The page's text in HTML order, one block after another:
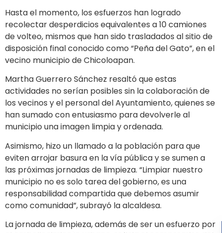
Hasta el momento, los esfuerzos han logrado
recolectar desperdicios equivalentes a 10 camiones
de volteo, mismos que han sido trasladados al sitio de
disposición final conocido como “Peña del Gato”, en el
vecino municipio de Chicoloapan.
Martha Guerrero Sánchez resaltó que estas
actividades no serían posibles sin la colaboración de
los vecinos y el personal del Ayuntamiento, quienes se
han sumado con entusiasmo para devolverle al
municipio una imagen limpia y ordenada.
Asimismo, hizo un llamado a la población para que
eviten arrojar basura en la vía pública y se sumen a
las próximas jornadas de limpieza. “Limpiar nuestro
municipio no es solo tarea del gobierno, es una
responsabilidad compartida que debemos asumir
como comunidad”, subrayó la alcaldesa.
La jornada de limpieza, además de ser un esfuerzo por